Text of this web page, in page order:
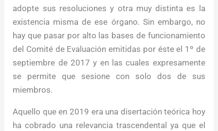
adopte sus resoluciones y otra muy distinta es la
existencia misma de ese órgano. Sin embargo, no
hay que pasar por alto las bases de funcionamiento
del Comité de Evaluación emitidas por éste el 1º de
septiembre de 2017 y en las cuales expresamente
se permite que sesione con solo dos de sus
miembros.
Aquello que en 2019 era una disertación teórica hoy
ha cobrado una relevancia trascendental ya que el